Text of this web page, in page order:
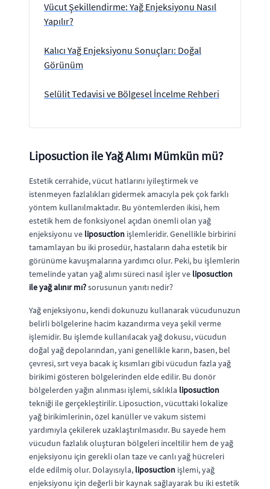
Vücut Şekillendirme: Yağ Enjeksiyonu Nasıl
Yapılır?
Kalıcı Yağ Enjeksiyonu Sonuçları: Doğal
Görünüm
Selülit Tedavisi ve Bölgesel İncelme Rehberi
Liposuction ile Yağ Alımı Mümkün mü?
Estetik cerrahide, vücut hatlarını iyileştirmek ve
istenmeyen fazlalıkları gidermek amacıyla pek çok farklı
yöntem kullanılmaktadır. Bu yöntemlerden ikisi, hem
estetik hem de fonksiyonel açıdan önemli olan yağ
enjeksiyonu ve liposuction işlemleridir. Genellikle birbirini
tamamlayan bu iki prosedür, hastaların daha estetik bir
görünüme kavuşmalarına yardımcı olur. Peki, bu işlemlerin
temelinde yatan yağ alımı süreci nasıl işler ve liposuction
ile yağ alınır mı?sorusunun yanıtı nedir?
Yağ enjeksiyonu, kendi dokunuzu kullanarak vücudunuzun
belirli bölgelerine hacim kazandırma veya şekil verme
işlemidir. Bu işlemde kullanılacak yağ dokusu, vücudun
doğal yağ depolarından, yani genellikle karın, basen, bel
çevresi, sırt veya bacak iç kısımları gibi vücudun fazla yağ
birikimi gösteren bölgelerinden elde edilir. Bu donör
bölgelerden yağın alınması işlemi, sıklıkla liposuction
tekniği ile gerçekleştirilir. Liposuction, vücuttaki lokalize
yağ birikimlerinin, özel kanüller ve vakum sistemi
yardımıyla çekilerek uzaklaştırılmasıdır. Bu sayede hem
vücudun fazlalık oluşturan bölgeleri inceltilir hem de yağ
enjeksiyonu için gerekli olan taze ve canlı yağ hücreleri
elde edilmiş olur. Dolayısıyla, liposuction işlemi, yağ
enjeksiyonu için değerli bir kaynak sağlayarak bu iki estetik